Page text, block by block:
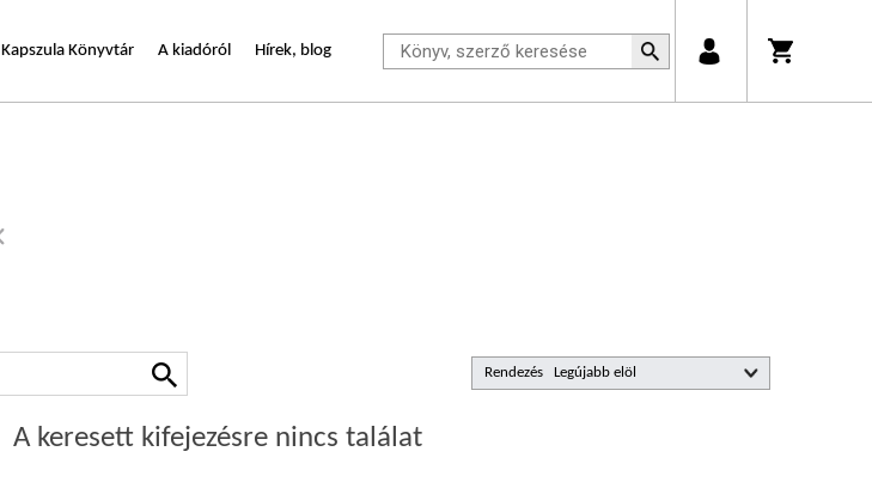
Kapszula Könyvtár A kiadóról Hírek, blog
Rendezés
A keresett kifejezésre nincs találat